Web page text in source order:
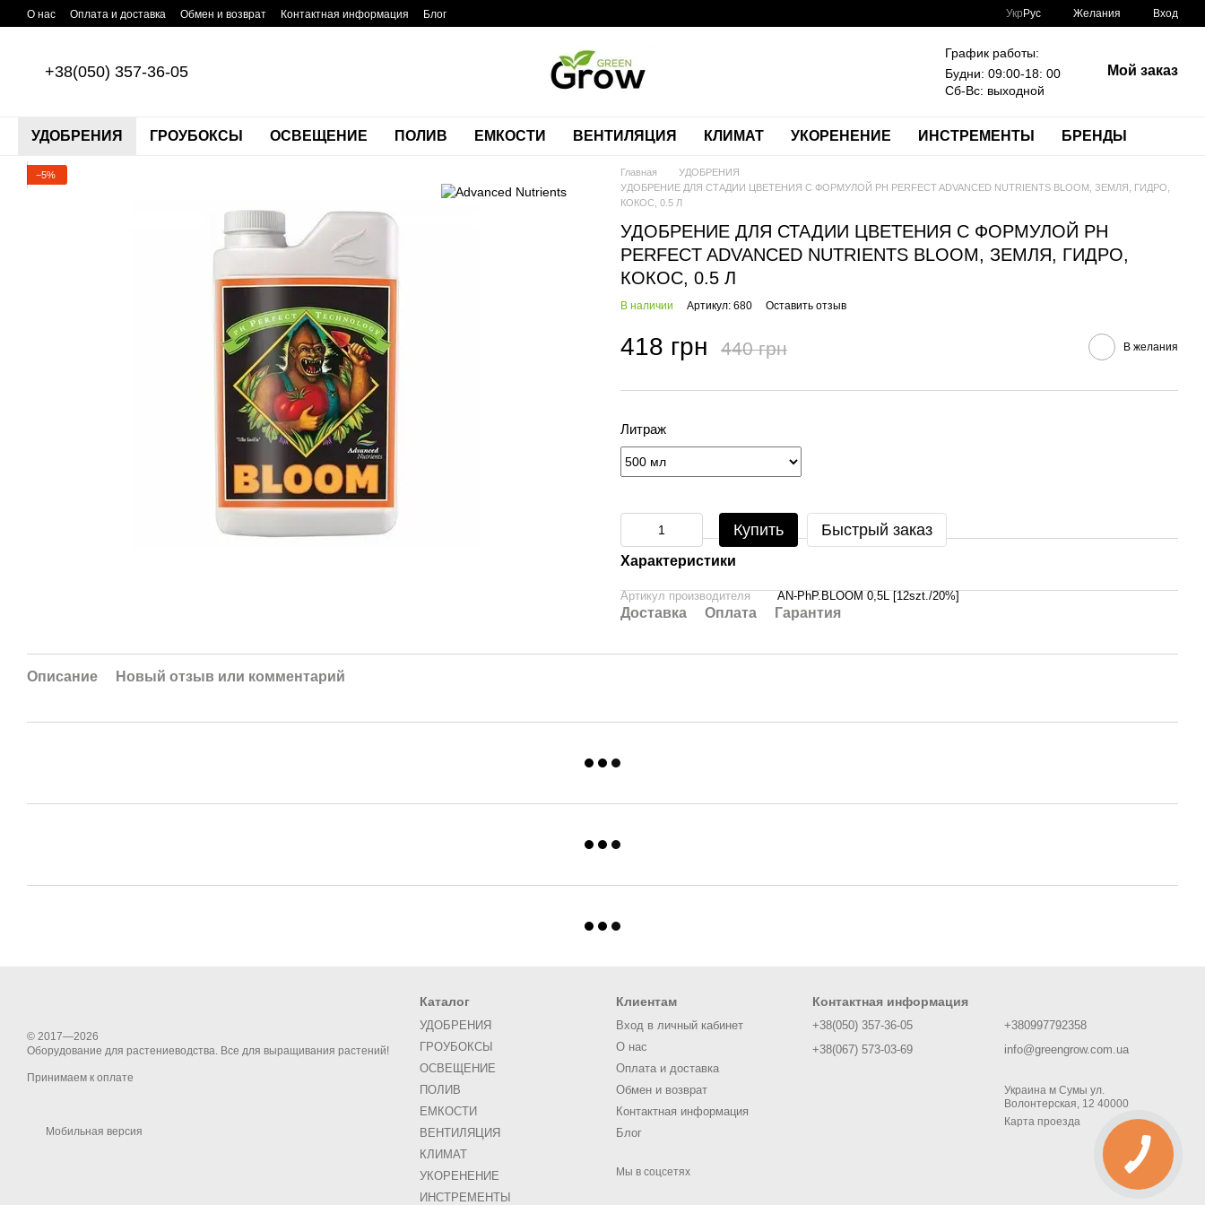
Перейти к основному контенту
О нас Оплата и доставка Обмен и возврат Контактная информация Блог Укр Рус Желания Вход
+38(050) 357-36-05
График работы:
Будни: 09:00-18: 00
Сб-Вс: выходной
Мой заказ
УДОБРЕНИЯ ГРОУБОКСЫ ОСВЕЩЕНИЕ ПОЛИВ ЕМКОСТИ ВЕНТИЛЯЦИЯ КЛИМАТ УКОРЕНЕНИЕ ИНСТРЕМЕНТЫ БРЕНДЫ
−5% Главная
УДОБРЕНИЯ
УДОБРЕНИЕ ДЛЯ СТАДИИ ЦВЕТЕНИЯ С ФОРМУЛОЙ PH PERFECT ADVANCED NUTRIENTS BLOOM, ЗЕМЛЯ, ГИДРО,
КОКОС, 0.5 Л
УДОБРЕНИЕ ДЛЯ СТАДИИ ЦВЕТЕНИЯ С ФОРМУЛОЙ PH
PERFECT ADVANCED NUTRIENTS BLOOM, ЗЕМЛЯ, ГИДРО,
КОКОС, 0.5 Л
В наличии Артикул: 680 Оставить отзыв
418 грн 440 грн В желания
Литраж
Купить Быстрый заказ
Характеристики
Артикул производителя AN-PhP.BLOOM 0,5L [12szt./20%]
Доставка Оплата Гарантия
Описание Новый отзыв или комментарий
© 2017—2026
Оборудование для растениеводства. Все для выращивания растений!
Принимаем к оплате
Мобильная версия
Каталог
УДОБРЕНИЯ
ГРОУБОКСЫ
ОСВЕЩЕНИЕ
ПОЛИВ
ЕМКОСТИ
ВЕНТИЛЯЦИЯ
КЛИМАТ
УКОРЕНЕНИЕ
ИНСТРЕМЕНТЫ
Клиентам
Вход в личный кабинет
О нас
Оплата и доставка
Обмен и возврат
Контактная информация
Блог
Мы в соцсетях
Контактная информация
+38(050) 357-36-05
+38(067) 573-03-69
+380997792358
info@greengrow.com.ua
Украина м Сумы ул.
Волонтерская, 12 40000
Карта проезда